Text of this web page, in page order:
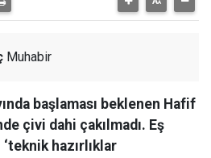
Muhabir
başlaması beklenen Hafif
çivi dahi çakılmadı. Eş
hazırlıklar